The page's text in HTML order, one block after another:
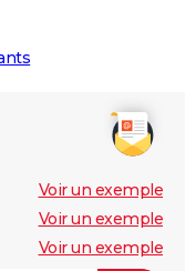
Voir un exemple
Voir un exemple
Voir un exemple